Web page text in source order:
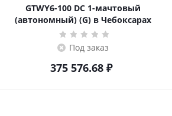
GTWY6-100 DC 1-мачтовый
(автономный) (G) в Чебоксарах
Под заказ
375 576.68₽